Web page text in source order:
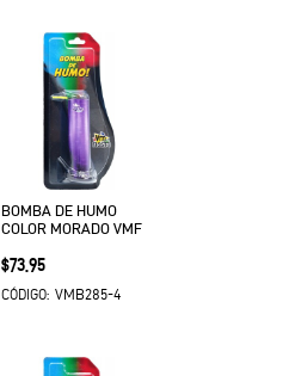
BOMBA DE HUMO
COLOR MORADO VMF
Precio
$73.95
CÓDIGO: VMB285-4